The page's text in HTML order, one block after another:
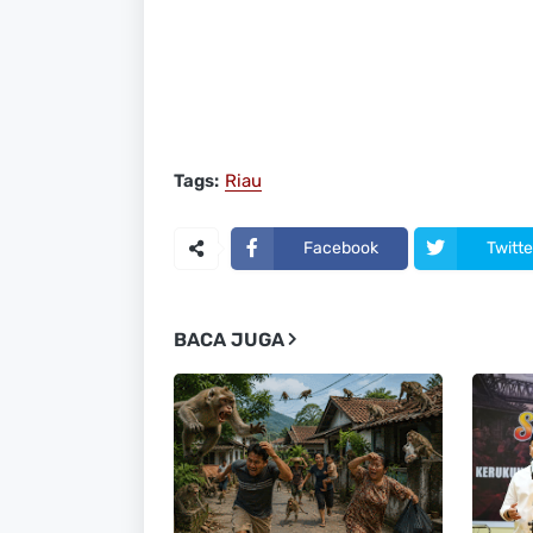
Tags: Riau
Facebook
BACA JUGA